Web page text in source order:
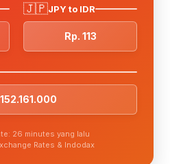
🇯🇵JPY to IDR
Rp. 113
26 minutes yang lalu
Rates & Indodax